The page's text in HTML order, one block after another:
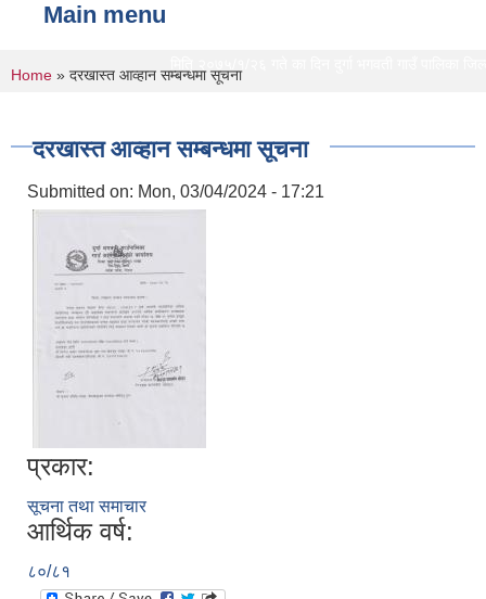
Main menu
You are here
Home » दरखास्त आव्हान सम्बन्धमा सूचना
दरखास्त आव्हान सम्बन्धमा सूचना
Submitted on: Mon, 03/04/2024 - 17:21
प्रकार:
सूचना तथा समाचार
आर्थिक वर्ष:
८०/८१